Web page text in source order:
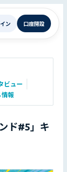
ン 口座開設
ビュー
情報
ド#5」キ